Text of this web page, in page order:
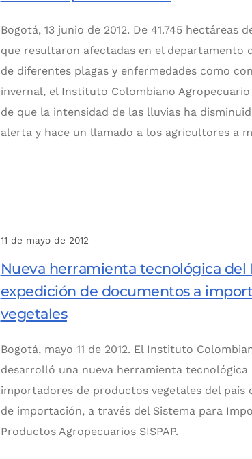
Bogotá, 13 junio de 2012. De 41.745 hectáreas
que resultaron afectadas en el departamento
de diferentes plagas y enfermedades como
invernal, el Instituto Colombiano
de que la intensidad de las lluvias ha
alerta y hace un llamado a los agricultores a
11 de mayo de 2012
Nueva herramienta tecnológica del
expedición de documentos a
vegetales
Bogotá, mayo 11 de 2012. El Instituto
desarrolló una nueva herramienta
importadores de productos vegetales del país
de importación, a través del Sistema para
Productos Agropecuarios SISPAP.